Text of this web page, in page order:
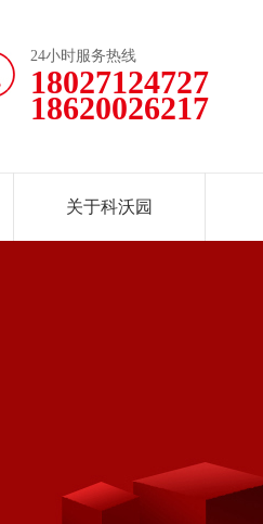
24小时服务热线
18027124727
18620026217
关于科沃园